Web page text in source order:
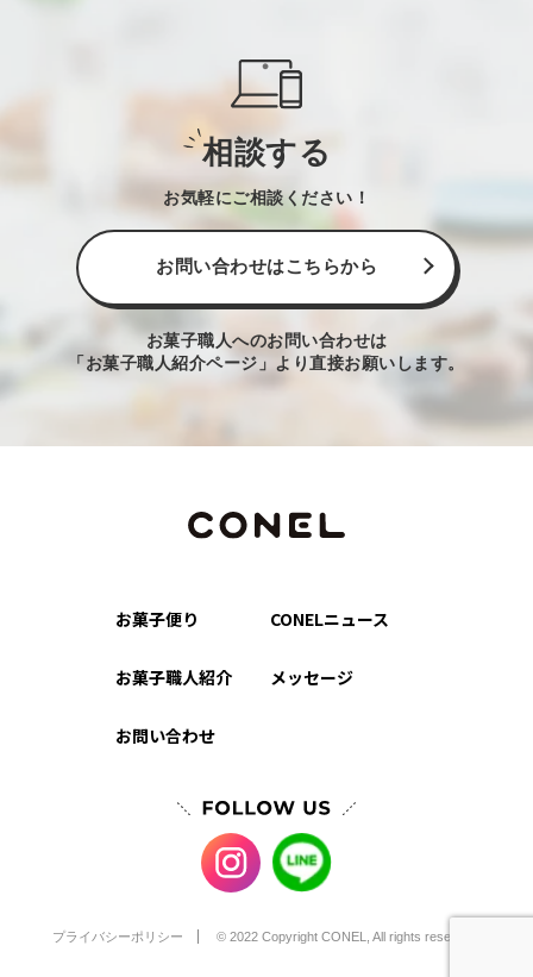
相談する
お気軽にご相談ください！
お問い合わせはこちらから
お菓子職人へのお問い合わせは
「お菓子職人紹介ページ」より直接お願いします。
お菓子便り CONELニュース
お菓子職人紹介 メッセージ
お問い合わせ
プライバシーポリシー © 2022 Copyright CONEL, All rights reserved.